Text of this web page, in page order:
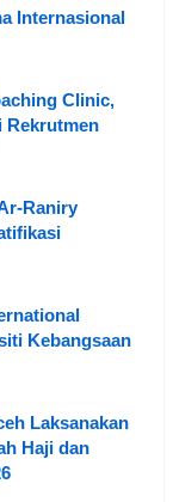
Internasional
Clinic,
Rekrutmen
Raniry
Kebangsaan
Laksanakan
Haji dan